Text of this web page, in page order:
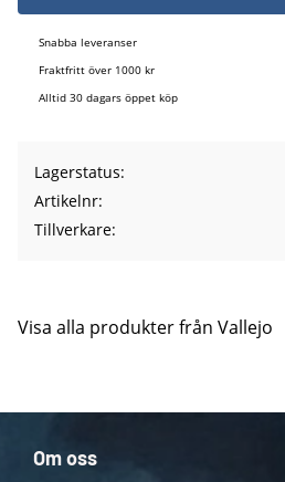
Snabba leveranser
Fraktfritt över 1000 kr
Alltid 30 dagars öppet köp
Lagerstatus
Artikelnr
Tillverkare
Visa alla produkter från Vallejo
Om oss